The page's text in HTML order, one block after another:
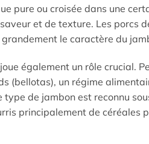
pure ou croisée dans une
et de texture. Les porcs
le caractère du
joue également un rôle crucial.
(bellotas), un régime
type de jambon est reconnu
principalement de